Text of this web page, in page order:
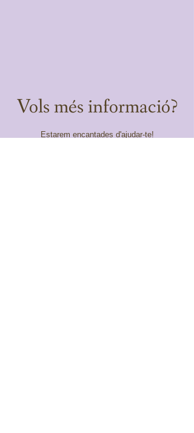
Vols més informació?
Estarem encantades d'ajudar-te!